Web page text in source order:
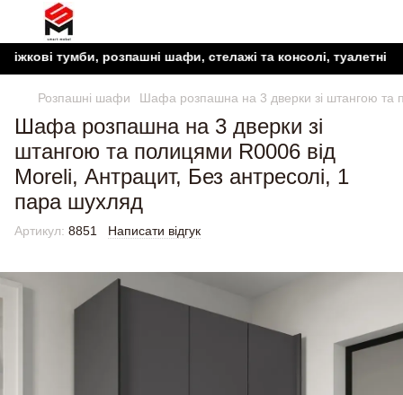
розпашні шафи, стелажі та консолі, туалетні
Розпашні шафи Шафа розпашна на 3 дверки зі штангою та
Шафа розпашна на 3 дверки зі
штангою та полицями R0006 від
Moreli, Антрацит, Без антресолі, 1
пара шухляд
Артикул: 8851 Написати відгук